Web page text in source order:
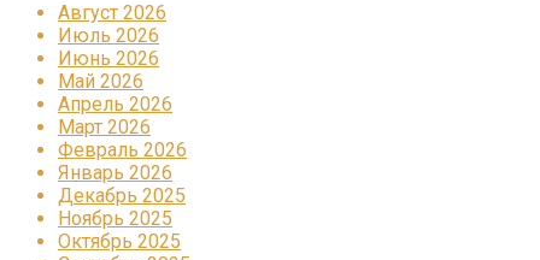
Август 2026
Июль 2026
Июнь 2026
Май 2026
Апрель 2026
Март 2026
Февраль 2026
Январь 2026
Декабрь 2025
Ноябрь 2025
Октябрь 2025